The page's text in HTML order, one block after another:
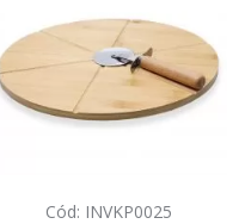
Cód: INVKP0025